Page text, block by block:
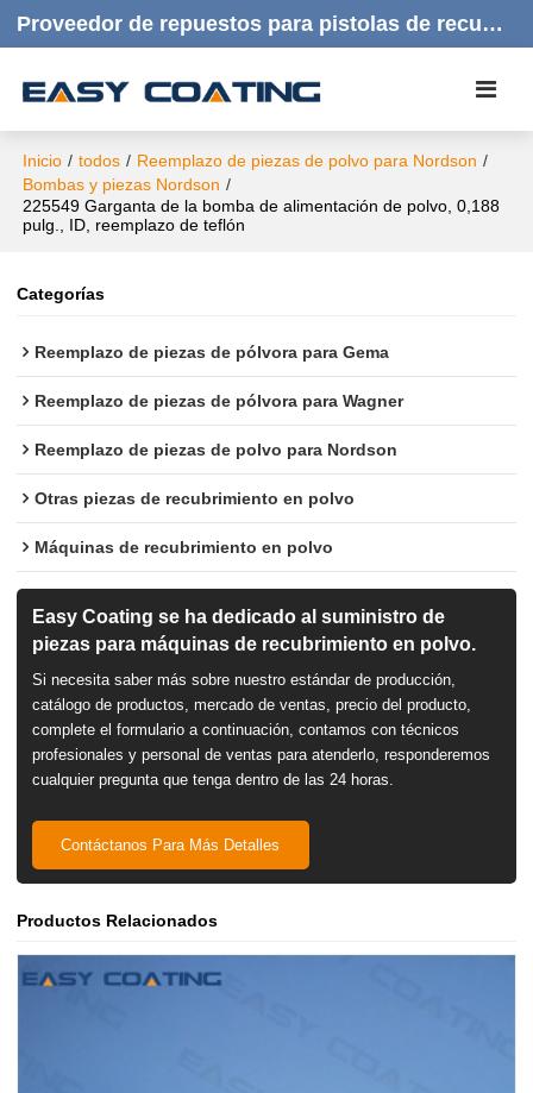
Proveedor de repuestos para pistolas de recubrimiento en polvo | Productos de calidad, respuesta rápida y atención al cliente amable.
Inicio / todos / Reemplazo de piezas de polvo para Nordson /
Bombas y piezas Nordson /
225549 Garganta de la bomba de alimentación de polvo, 0,188
pulg., ID, reemplazo de teflón
Categorías
Reemplazo de piezas de pólvora para Gema
Reemplazo de piezas de pólvora para Wagner
Reemplazo de piezas de polvo para Nordson
Otras piezas de recubrimiento en polvo
Máquinas de recubrimiento en polvo
Easy Coating se ha dedicado al suministro de
piezas para máquinas de recubrimiento en polvo.
Si necesita saber más sobre nuestro estándar de producción,
catálogo de productos, mercado de ventas, precio del producto,
complete el formulario a continuación, contamos con técnicos
profesionales y personal de ventas para atenderlo, responderemos
cualquier pregunta que tenga dentro de las 24 horas.
Contáctanos Para Más Detalles
Productos Relacionados